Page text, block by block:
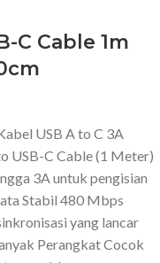
C Cable 1m
USB A to C 3A
USB-C Cable (1 Meter)
3A untuk pengisian
Stabil 480 Mbps
yang lancar
Perangkat Cocok